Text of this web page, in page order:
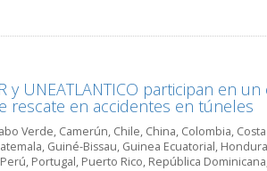
y UNEATLANTICO participan en
rescate en accidentes en túneles
Verde, Camerún, Chile, China, Colombia,
, Guiné-Bissau, Guinea Ecuatorial,
Perú, Portugal, Puerto Rico, República Dominicana